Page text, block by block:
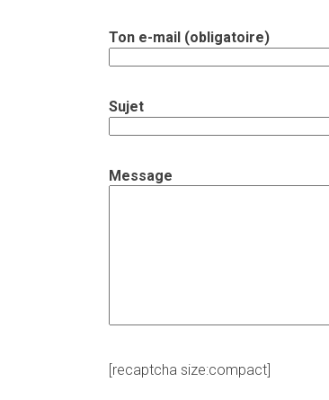
Ton e-mail (obligatoire)
Sujet
Message
[recaptcha size:compact]